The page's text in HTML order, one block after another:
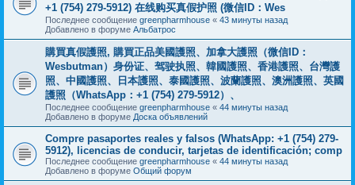
+1 (754) 279-5912) 在线购买真假护照 (微信ID：Wes
Последнее сообщение greenpharmhouse « 43 минуты назад
Добавлено в форуме Альбатрос
購買真假護照, 購買正品美國護照、加拿大護照（微信ID：
Wesbutman）身份证、驾驶执照、韓國護照、香港護照、台灣護
照、中國護照、日本護照、泰國護照、波蘭護照、澳洲護照、英國
護照（WhatsApp：+1 (754) 279-5912）、
Последнее сообщение greenpharmhouse « 44 минуты назад
Добавлено в форуме Доска объявлений
Compre pasaportes reales y falsos (WhatsApp: +1 (754) 279-
5912), licencias de conducir, tarjetas de identificación; comp
Последнее сообщение greenpharmhouse « 44 минуты назад
Добавлено в форуме Общий форум